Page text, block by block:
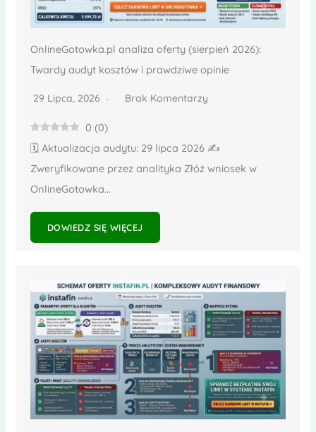
OnlineGotowka.pl analiza oferty (sierpień 2026):
Twardy audyt kosztów i prawdziwe opinie
29 Lipca, 2026 Brak Komentarzy
0 (0)
🗓️ Aktualizacja audytu: 29 lipca 2026 ✍️
Zweryfikowane przez analityka Złóż wniosek w
OnlineGotowka...
DOWIEDZ SIĘ WIĘCEJ